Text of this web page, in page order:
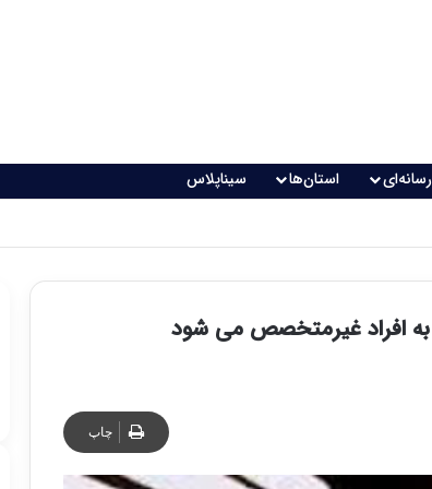
استان‌ها سیناپلاس
به افراد غیرمتخصص می شود
چاپ